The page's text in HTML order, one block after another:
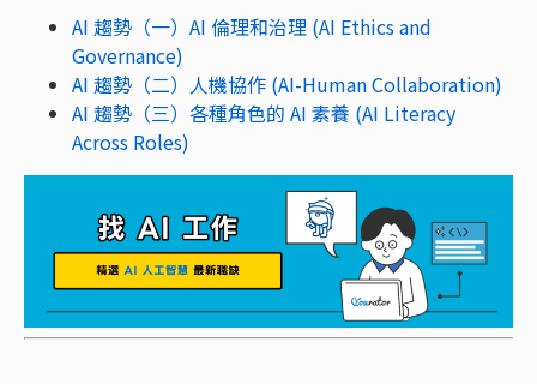
AI 趨勢（一）AI 倫理和治理 (AI Ethics and
Governance)
AI 趨勢（二）人機協作 (AI-Human Collaboration)
AI 趨勢（三）各種角色的 AI 素養 (AI Literacy
Across Roles)